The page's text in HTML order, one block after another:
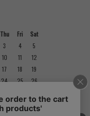
Thu Fri
Sat
3 4
5
10 11
12
17 18
19
24 25
26